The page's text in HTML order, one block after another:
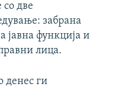
две
забрана
функција и
лица.
денес ги